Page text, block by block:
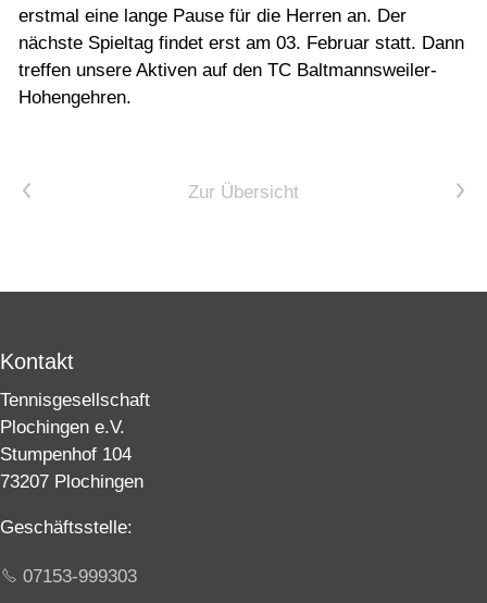
erstmal eine lange Pause für die Herren an. Der
nächste Spieltag findet erst am 03. Februar statt. Dann
treffen unsere Aktiven auf den TC Baltmannsweiler-
Hohengehren.
Vorheriger Artikel Zur Übersicht Nächster Artikel
Kontakt
Tennisgesellschaft
Plochingen e.V.
Stumpenhof 104
73207 Plochingen
Geschäftsstelle:
07153-999303